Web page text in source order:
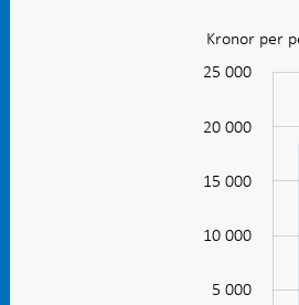
Diagram:
Betalningar
mobiltelefon
(Swish)
kraftigt
Kronor per
5 000
10 000
15 000
20 000
25 000